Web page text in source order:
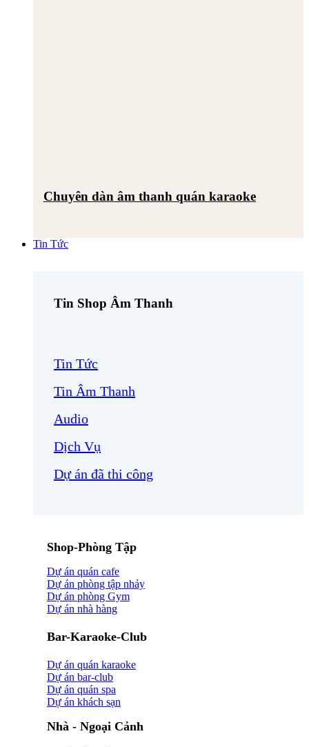
Chuyên dàn âm thanh quán karaoke
Tin Tức
Tin Shop Âm Thanh
Tin Tức
Tin Âm Thanh
Audio
Dịch Vụ
Dự án đã thi công
Shop-Phòng Tập
Dự án quán cafe
Dự án phòng tập nhảy
Dự án phòng Gym
Dự án nhà hàng
Bar-Karaoke-Club
Dự án quán karaoke
Dự án bar-club
Dự án quán spa
Dự án khách sạn
Nhà - Ngoại Cảnh